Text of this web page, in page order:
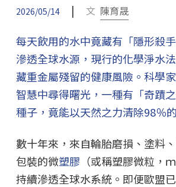
2026/05/14 | 文 陳育晟
每天飲用的水中竟藏有「隱形殺
滲透全球水源，現行的化學淨水
藏重金屬殘留的健康風險。科學
智慧中尋得曙光，一種有「奇蹟
種子，竟能以天然之力清除98％
數十年來，來自輪胎磨損、塗料
包裝的微塑膠 （或稱塑膠微粒，
持續滲透全球水系統。即便歐盟